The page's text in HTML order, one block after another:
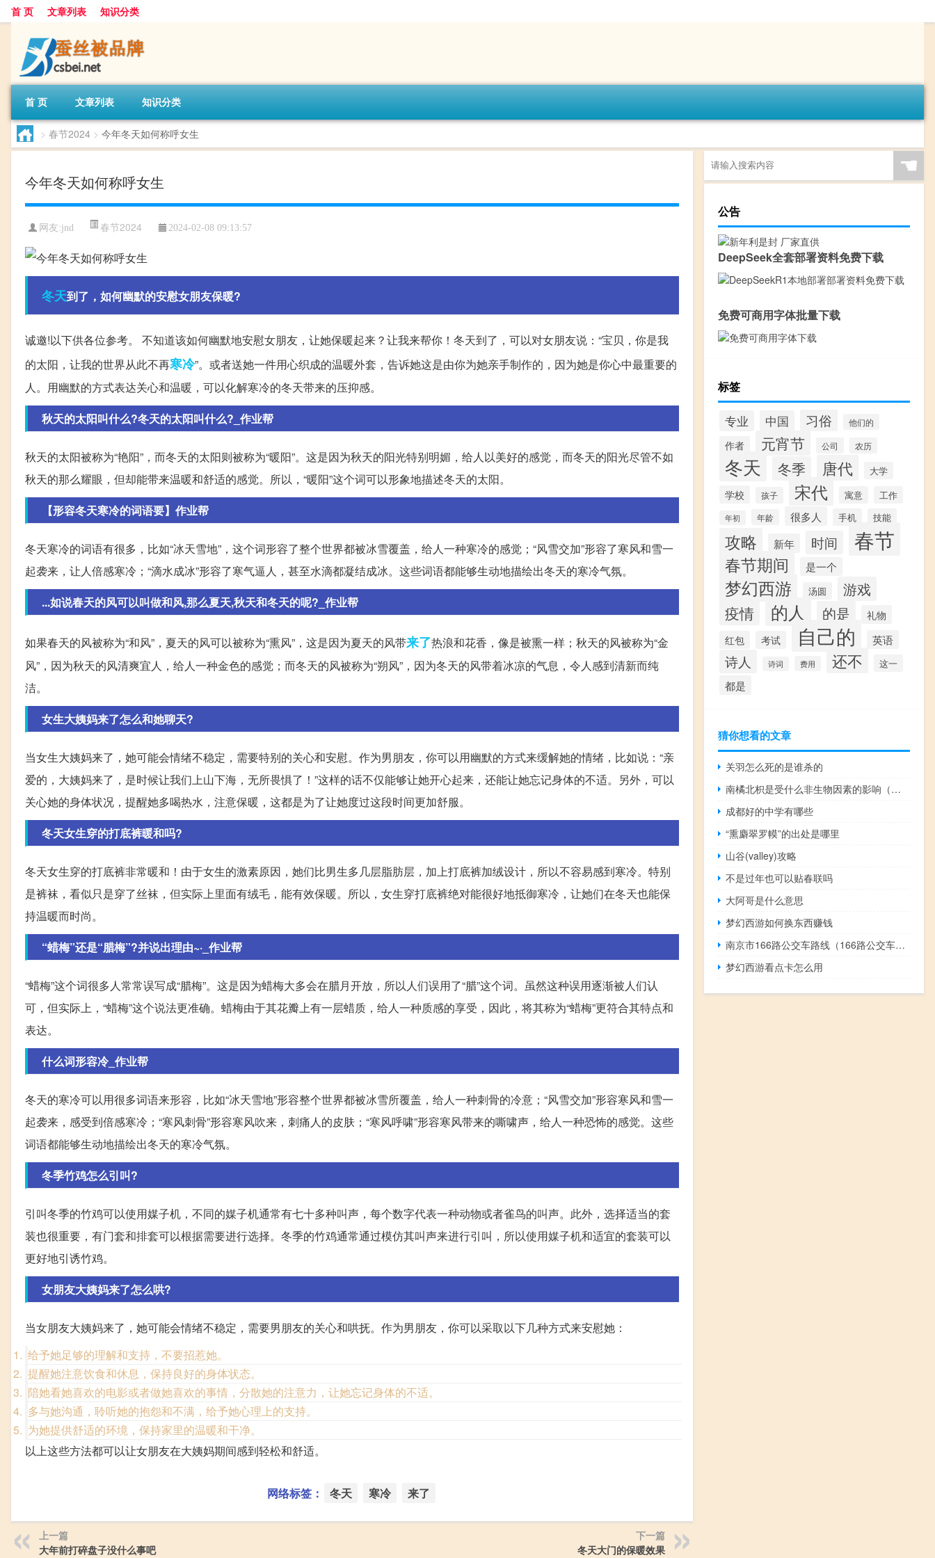
首 页 文章列表 知识分类
首 页 文章列表 知识分类
> 春节2024 > 今年冬天如何称呼女生
今年冬天如何称呼女生
网友:jnd 春节2024 2024-02-08 09:13:57
冬天到了，如何幽默的安慰女朋友保暖?
诚邀!以下供各位参考。 不知道该如何幽默地安慰女朋友，让她保暖起来？让我来帮你！冬天到了，可以对女朋友说：“宝贝，你是我
的太阳，让我的世界从此不再寒冷”。或者送她一件用心织成的温暖外套，告诉她这是由你为她亲手制作的，因为她是你心中最重要的
人。用幽默的方式表达关心和温暖，可以化解寒冷的冬天带来的压抑感。
秋天的太阳叫什么?冬天的太阳叫什么?_作业帮
秋天的太阳被称为“艳阳”，而冬天的太阳则被称为“暖阳”。这是因为秋天的阳光特别明媚，给人以美好的感觉，而冬天的阳光尽管不如
秋天的那么耀眼，但却能带来温暖和舒适的感觉。所以，“暖阳”这个词可以形象地描述冬天的太阳。
【形容冬天寒冷的词语要】作业帮
冬天寒冷的词语有很多，比如“冰天雪地”，这个词形容了整个世界都被冰雪覆盖，给人一种寒冷的感觉；“风雪交加”形容了寒风和雪一
起袭来，让人倍感寒冷；“滴水成冰”形容了寒气逼人，甚至水滴都凝结成冰。这些词语都能够生动地描绘出冬天的寒冷气氛。
...如说春天的风可以叫做和风,那么夏天,秋天和冬天的呢?_作业帮
如果春天的风被称为“和风”，夏天的风可以被称为“熏风”，这是因为夏天的风带来了热浪和花香，像是被熏一样；秋天的风被称为“金
风”，因为秋天的风清爽宜人，给人一种金色的感觉；而冬天的风被称为“朔风”，因为冬天的风带着冰凉的气息，令人感到清新而纯
洁。
女生大姨妈来了怎么和她聊天?
当女生大姨妈来了，她可能会情绪不稳定，需要特别的关心和安慰。作为男朋友，你可以用幽默的方式来缓解她的情绪，比如说：“亲
爱的，大姨妈来了，是时候让我们上山下海，无所畏惧了！”这样的话不仅能够让她开心起来，还能让她忘记身体的不适。另外，可以
关心她的身体状况，提醒她多喝热水，注意保暖，这都是为了让她度过这段时间更加舒服。
冬天女生穿的打底裤暖和吗?
冬天女生穿的打底裤非常暖和！由于女生的激素原因，她们比男生多几层脂肪层，加上打底裤加绒设计，所以不容易感到寒冷。特别
是裤袜，看似只是穿了丝袜，但实际上里面有绒毛，能有效保暖。所以，女生穿打底裤绝对能很好地抵御寒冷，让她们在冬天也能保
持温暖而时尚。
“蜡梅”还是“腊梅”?并说出理由~·_作业帮
“蜡梅”这个词很多人常常误写成“腊梅”。这是因为蜡梅大多会在腊月开放，所以人们误用了“腊”这个词。虽然这种误用逐渐被人们认
可，但实际上，“蜡梅”这个说法更准确。蜡梅由于其花瓣上有一层蜡质，给人一种质感的享受，因此，将其称为“蜡梅”更符合其特点和
表达。
什么词形容冷_作业帮
冬天的寒冷可以用很多词语来形容，比如“冰天雪地”形容整个世界都被冰雪所覆盖，给人一种刺骨的冷意；“风雪交加”形容寒风和雪一
起袭来，感受到倍感寒冷；“寒风刺骨”形容寒风吹来，刺痛人的皮肤；“寒风呼啸”形容寒风带来的嘶啸声，给人一种恐怖的感觉。这些
词语都能够生动地描绘出冬天的寒冷气氛。
冬季竹鸡怎么引叫?
引叫冬季的竹鸡可以使用媒子机，不同的媒子机通常有七十多种叫声，每个数字代表一种动物或者雀鸟的叫声。此外，选择适当的套
装也很重要，有门套和排套可以根据需要进行选择。冬季的竹鸡通常通过模仿其叫声来进行引叫，所以使用媒子机和适宜的套装可以
更好地引诱竹鸡。
女朋友大姨妈来了怎么哄?
当女朋友大姨妈来了，她可能会情绪不稳定，需要男朋友的关心和哄抚。作为男朋友，你可以采取以下几种方式来安慰她：
给予她足够的理解和支持，不要招惹她。
提醒她注意饮食和休息，保持良好的身体状态。
陪她看她喜欢的电影或者做她喜欢的事情，分散她的注意力，让她忘记身体的不适。
多与她沟通，聆听她的抱怨和不满，给予她心理上的支持。
为她提供舒适的环境，保持家里的温暖和干净。
以上这些方法都可以让女朋友在大姨妈期间感到轻松和舒适。
网络标签： 冬天 寒冷 来了
上一篇
大年前打碎盘子没什么事吧
下一篇
冬天大门的保暖效果
☚
公告
DeepSeek全套部署资料免费下载
免费可商用字体批量下载
标签
专业 中国 习俗 他们的
作者 元宵节 公司 农历
冬天 冬季 唐代 大学
学校 孩子 宋代 寓意 工作
年初 年龄 很多人 手机 技能
攻略 新年 时间 春节
春节期间 是一个
梦幻西游 汤圆 游戏
疫情 的人 的是 礼物
红包 考试 自己的 英语
诗人 诗词 费用 还不 这一
都是
猜你想看的文章
关羽怎么死的是谁杀的
南橘北枳是受什么非生物因素的影响（南桔北枳）
成都好的中学有哪些
“熏麝翠罗幙”的出处是哪里
山谷(valley)攻略
不是过年也可以贴春联吗
大阿哥是什么意思
梦幻西游如何换东西赚钱
南京市166路公交车路线（166路公交车路线）
梦幻西游看点卡怎么用